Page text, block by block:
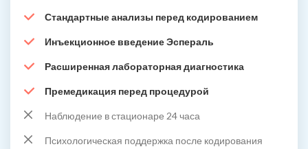
Стандартные анализы перед кодированием
Инъекционное введение Эспераль
Расширенная лабораторная диагностика
Премедикация перед процедурой
Наблюдение в стационаре 24 часа
Психологическая поддержка после кодирования